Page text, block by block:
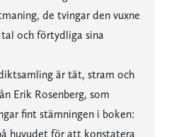
de tvingar den vuxne
och förtydliga sina
är tät, stram och
Erik Rosenberg, som
fint stämningen i boken:
huvudet för att konstatera